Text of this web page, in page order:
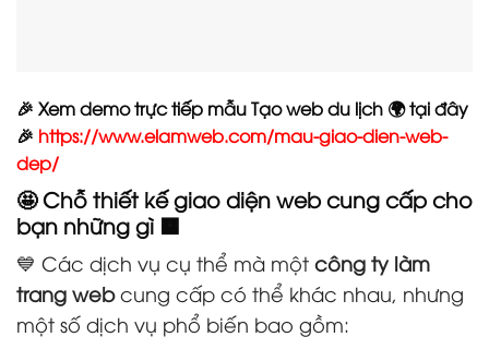
🎉 Xem demo trực tiếp mẫu Tạo web du lịch 🌍 tại đây
🎉 https://www.elamweb.com/mau-giao-dien-web-
dep/
🤩 Chỗ thiết kế giao diện web cung cấp cho
bạn những gì 🟧
💙 Các dịch vụ cụ thể mà một công ty làm
trang webcung cấp có thể khác nhau, nhưng
một số dịch vụ phổ biến bao gồm: